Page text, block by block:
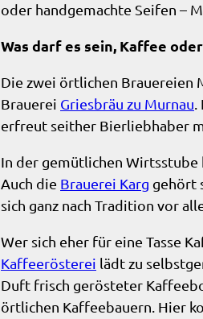
oder handgemachte Seifen –
Was darf es sein, Kaffee
Die zwei örtlichen Brauereien
Brauerei Griesbräu zu Murnau
erfreut seither Bierliebhaber
In der gemütlichen Wirtsstube
Auch die Brauerei Karg gehört
sich ganz nach Tradition vor
Wer sich eher für eine Tasse
Kaffeerösterei lädt zu
Duft frisch gerösteter
örtlichen Kaffeebauern. Hier